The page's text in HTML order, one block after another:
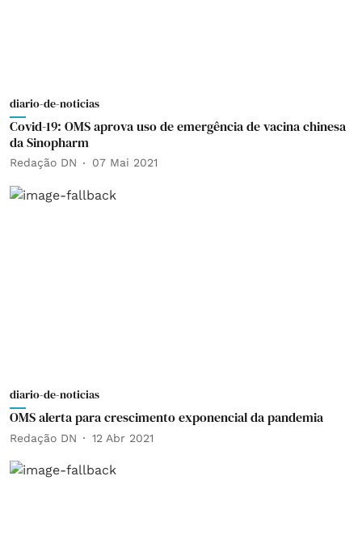
diario-de-noticias
Covid-19: OMS aprova uso de emergência de vacina chinesa
da Sinopharm
Redação DN 07 Mai 2021
diario-de-noticias
OMS alerta para crescimento exponencial da pandemia
Redação DN 12 Abr 2021